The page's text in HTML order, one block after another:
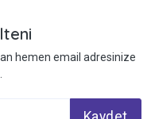
hemen email adresinize